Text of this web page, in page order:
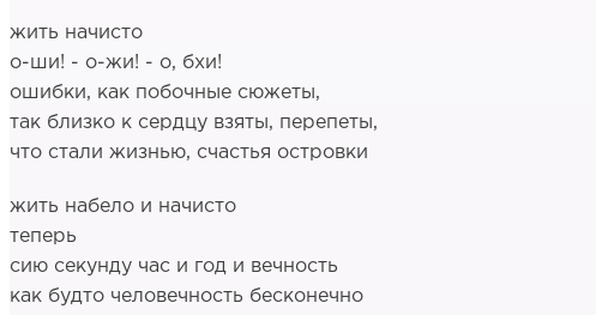
жить начисто
о-ши! - о-жи! - о, бхи!
ошибки, как побочные сюжеты,
так близко к сердцу взяты, перепеты,
что стали жизнью, счастья островки
жить набело и начисто
теперь
сию секунду час и год и вечность
как будто человечность бесконечно